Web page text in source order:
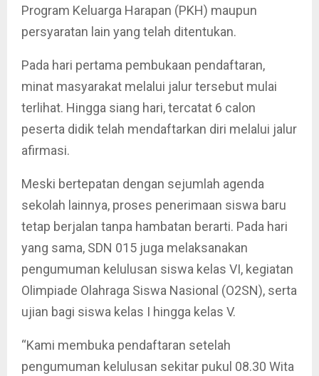
Program Keluarga Harapan (PKH) maupun
persyaratan lain yang telah ditentukan.
Pada hari pertama pembukaan pendaftaran,
minat masyarakat melalui jalur tersebut mulai
terlihat. Hingga siang hari, tercatat 6 calon
peserta didik telah mendaftarkan diri melalui jalur
afirmasi.
Meski bertepatan dengan sejumlah agenda
sekolah lainnya, proses penerimaan siswa baru
tetap berjalan tanpa hambatan berarti. Pada hari
yang sama, SDN 015 juga melaksanakan
pengumuman kelulusan siswa kelas VI, kegiatan
Olimpiade Olahraga Siswa Nasional (O2SN), serta
ujian bagi siswa kelas I hingga kelas V.
“Kami membuka pendaftaran setelah
pengumuman kelulusan sekitar pukul 08.30 Wita